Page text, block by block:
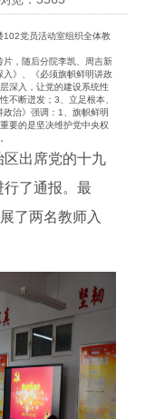
党员活动室组织全体教
，随后分院李凯、周吉新
》、《必须旗帜鲜明讲政
深入，让党的建设系统性
不断迸发；3、立足根本、
治》强调：1、旗帜鲜明
要的是坚决维护党中央权
区出席党的十九
行了通报。最
了两名教师入